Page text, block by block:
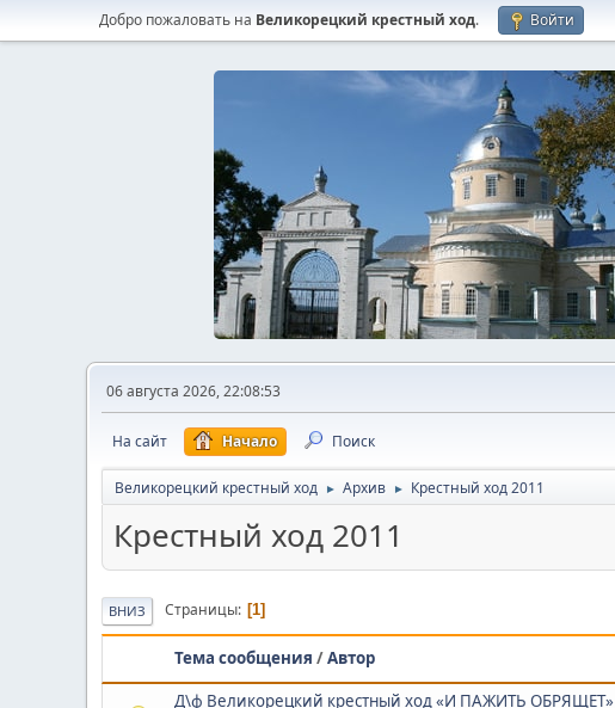
Добро пожаловать на Великорецкий крестный ход. Войти
06 августа 2026, 22:08:53
На сайт Начало Поиск
Великорецкий крестный ход ► Архив ► Крестный ход 2011
Крестный ход 2011
ВНИЗ Страницы 1
Тема сообщения /Автор
Д\ф Великорецкий крестный ход «И ПАЖИТЬ ОБРЯЩЕТ»